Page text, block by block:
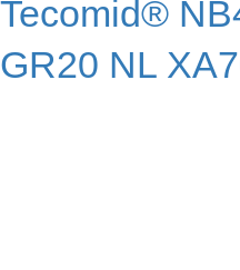
Tecomid®
GR20 NL